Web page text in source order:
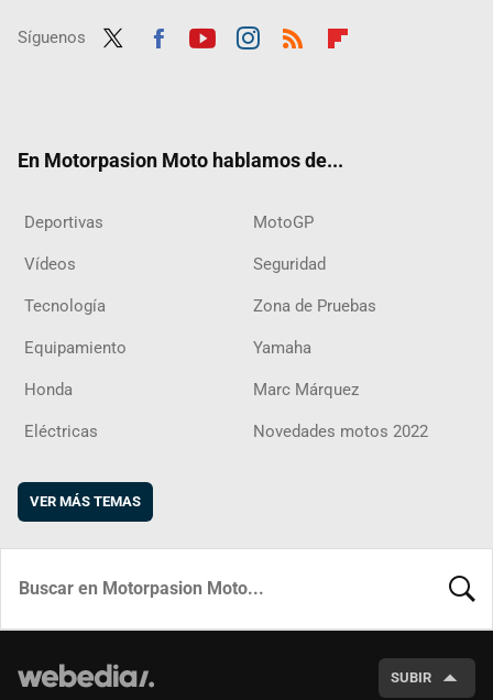
Síguenos
En Motorpasion Moto hablamos de...
Deportivas MotoGP
Vídeos Seguridad
Tecnología Zona de Pruebas
Equipamiento Yamaha
Honda Marc Márquez
Eléctricas Novedades motos 2022
VER MÁS TEMAS
SUBIR